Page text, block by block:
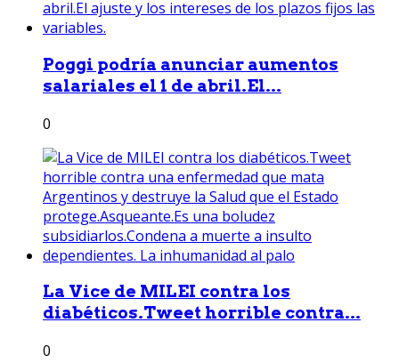
Poggi podría anunciar aumentos
salariales el 1 de abril.El...
0
La Vice de MILEI contra los
diabéticos.Tweet horrible contra...
0